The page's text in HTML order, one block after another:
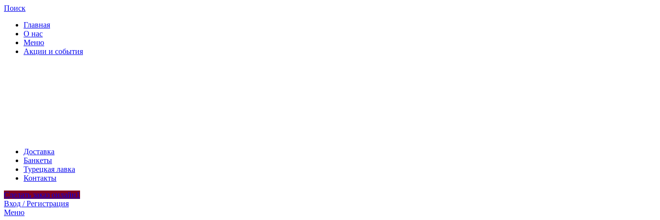
Поиск
Главная
О нас
Меню
Акции и события
Доставка
Банкеты
Турецкая лавка
Контакты
Сделать заказ онлайн1
Вход / Регистрация
Меню